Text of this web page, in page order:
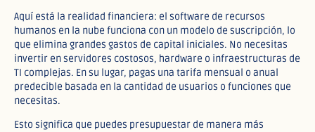
Aquí está la realidad financiera: el software de recursos
humanos en la nube funciona con un modelo de suscripción, lo
que elimina grandes gastos de capital iniciales. No necesitas
invertir en servidores costosos, hardware o infraestructuras de
TI complejas. En su lugar, pagas una tarifa mensual o anual
predecible basada en la cantidad de usuarios o funciones que
necesitas.​
Esto significa que puedes presupuestar de manera más